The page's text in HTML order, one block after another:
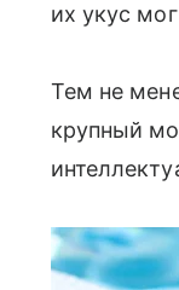
их укус
Тем не
крупный